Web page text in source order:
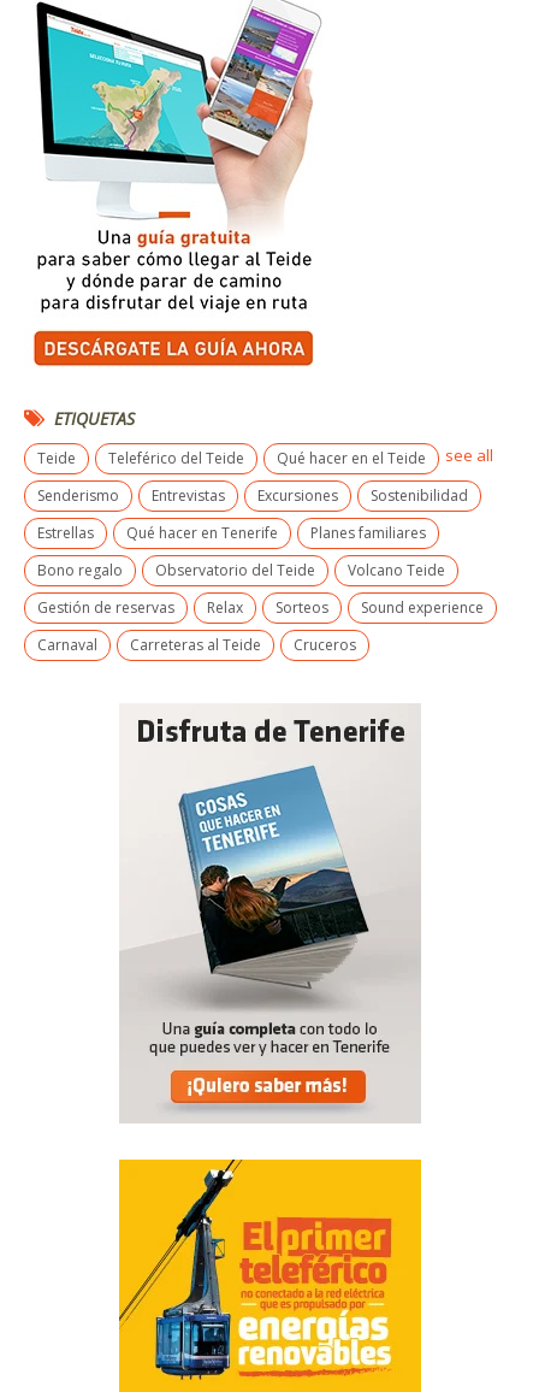
ETIQUETAS
Teide Teleférico del Teide
Qué hacer en el Teide
Senderismo
Entrevistas Excursiones
Sostenibilidad
Estrellas
Qué hacer en Tenerife
Planes familiares
Bono regalo
Observatorio del Teide
Volcano Teide
Gestión de reservas
Relax Sorteos
Sound experience
Carnaval
Carreteras al Teide Cruceros
see all